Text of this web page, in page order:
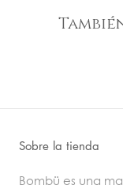
Sobre la tienda
Bombü es una